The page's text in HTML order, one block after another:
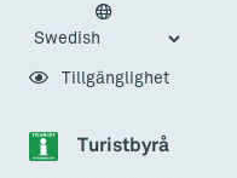
Turistbyrå
Tillgänglighet